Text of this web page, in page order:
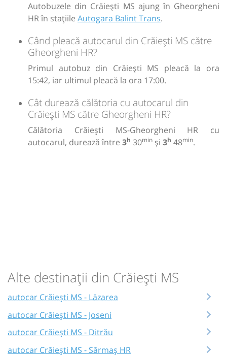
Autobuzele din Crăiești MS ajung în Gheorgheni
HR în stațiile Autogara Balint Trans.
Când pleacă autocarul din Crăiești MS către
Gheorgheni HR?
Primul autobuz din Crăiești MS pleacă la ora
15:42, iar ultimul pleacă la ora 17:00.
Cât durează călătoria cu autocarul din
Crăiești MS către Gheorgheni HR?
Călătoria Crăiești MS-Gheorgheni HR cu
autocarul, durează între 3h 30min și 3h 48min.
Alte destinații din Crăiești MS
autocar Crăiești MS - Lăzarea
autocar Crăiești MS - Joseni
autocar Crăiești MS - Ditrău
autocar Crăiești MS - Sărmaș HR